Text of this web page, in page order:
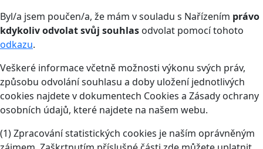
Byl/a jsem poučen/a, že mám v souladu s Nařízením právo
kdykoliv odvolat svůj souhlas odvolat pomocí tohoto
odkazu.
Veškeré informace včetně možnosti výkonu svých práv,
způsobu odvolání souhlasu a doby uložení jednotlivých
cookies najdete v dokumentech Cookies a Zásady ochrany
osobních údajů, které najdete na našem webu.
(1) Zpracování statistických cookies je naším oprávněným